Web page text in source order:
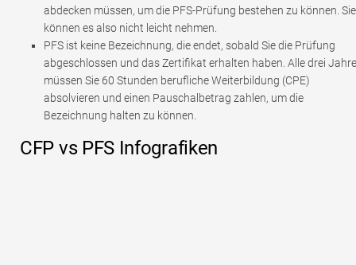
abdecken müssen, um die PFS-Prüfung bestehen zu können. Sie
können es also nicht leicht nehmen.
PFS ist keine Bezeichnung, die endet, sobald Sie die Prüfung
abgeschlossen und das Zertifikat erhalten haben. Alle drei Jahre
müssen Sie 60 Stunden berufliche Weiterbildung (CPE)
absolvieren und einen Pauschalbetrag zahlen, um die
Bezeichnung halten zu können.
CFP vs PFS Infografiken